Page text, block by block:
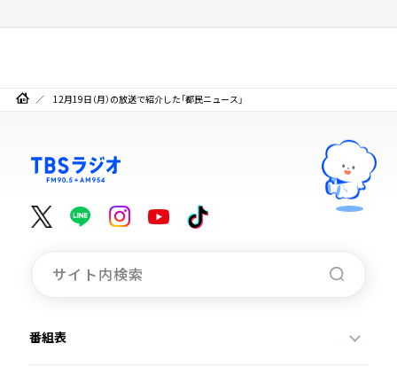
12月19日（月）の放送で紹介した「都民ニュース」
番組表